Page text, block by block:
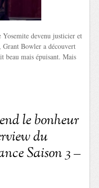
Yosemite devenu justicier et
Grant Bowler a découvert
beau mais épuisant. Mais
le bonheur
du
Saison 3 –